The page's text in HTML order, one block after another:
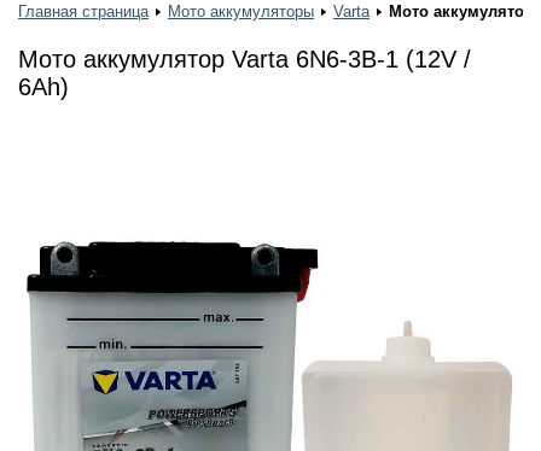
Главная страница Мото аккумуляторы Varta Мото аккумулятор
Мото аккумулятор Varta 6N6-3B-1 (12V /
6Ah)